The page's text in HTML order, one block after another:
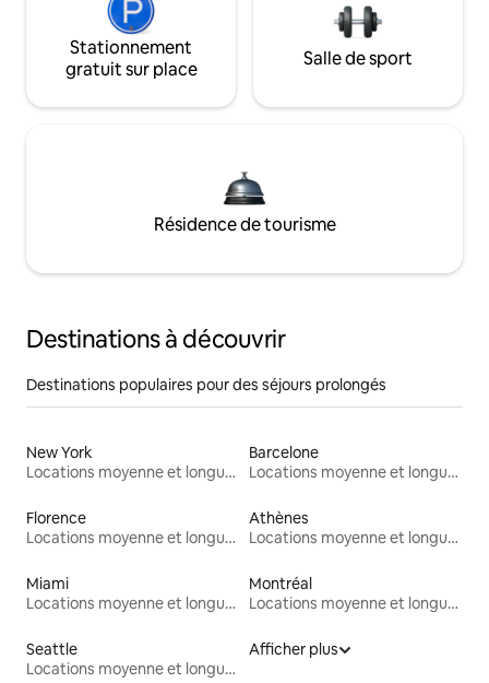
Stationnement
gratuit sur place
Salle de sport
Résidence de tourisme
Destinations à découvrir
Destinations populaires pour des séjours prolongés
New York
Locations moyenne et longue durée
Barcelone
Locations moyenne et longue durée
Florence
Locations moyenne et longue durée
Athènes
Locations moyenne et longue durée
Miami
Locations moyenne et longue durée
Montréal
Locations moyenne et longue durée
Seattle
Locations moyenne et longue durée
Afficher plus